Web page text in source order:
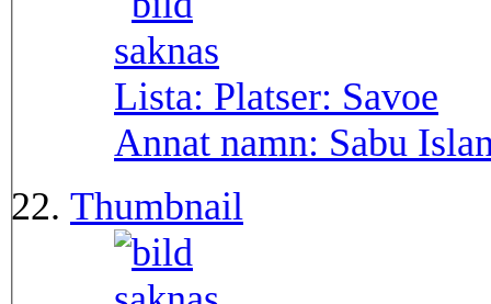
Lista: Platser: Savoe
Annat namn: Sabu
Thumbnail